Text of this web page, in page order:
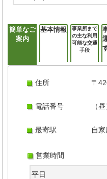
簡単なご
案内
基本情報
事業所まで
の主な利用
可能な交通
手段
住所 〒
電話番号 （
最寄駅 自
営業時間
平日